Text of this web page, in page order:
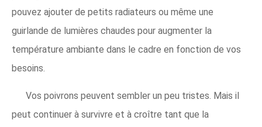
pouvez ajouter de petits radiateurs ou même une
guirlande de lumières chaudes pour augmenter la
température ambiante dans le cadre en fonction de vos
besoins.
Vos poivrons peuvent sembler un peu tristes. Mais il
peut continuer à survivre et à croître tant que la